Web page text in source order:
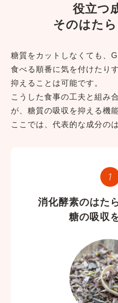
役立つ
そのはた
糖質をカットしなくても、
食べる順番に気を付けたり
抑えることは可能です。
こうした食事の工夫と組み
が、糖質の吸収を抑える機
ここでは、代表的な成分の
消化酵素のはた
糖の吸収